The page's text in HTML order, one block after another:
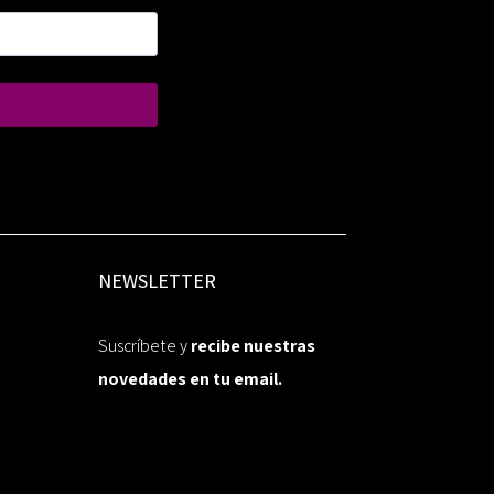
NEWSLETTER
Suscríbete yrecibe nuestras
novedades en tu email.